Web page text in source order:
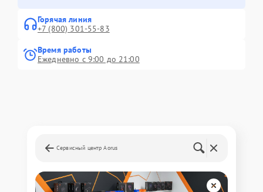
Горячая линия
+7 (800) 301-55-83
Время работы
Ежедневно с 9:00 до 21:00
Сервисный центр Aorus